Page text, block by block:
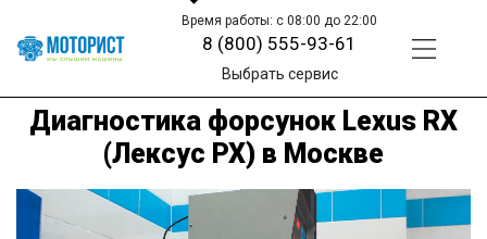
Время работы: с 08:00 до 22:00
8 (800) 555-93-61
Выбрать сервис
Диагностика форсунок Lexus RX
(Лексус РХ) в Москве